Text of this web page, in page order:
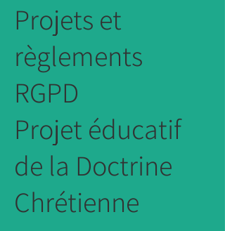
Projets et
règlements
RGPD
Projet éducatif
de la Doctrine
Chrétienne